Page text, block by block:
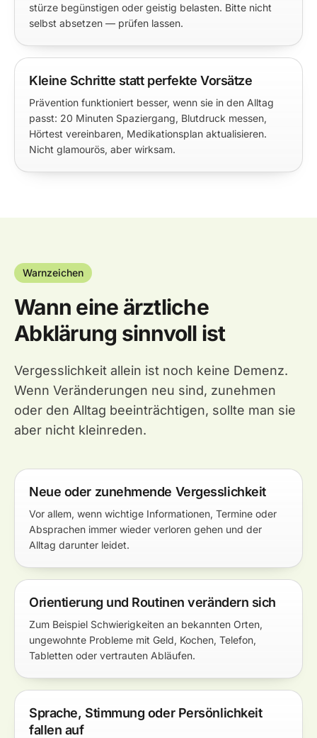
stürze begünstigen oder geistig belasten. Bitte nicht
selbst absetzen — prüfen lassen.
Kleine Schritte statt perfekte Vorsätze
Prävention funktioniert besser, wenn sie in den Alltag
passt: 20 Minuten Spaziergang, Blutdruck messen,
Hörtest vereinbaren, Medikationsplan aktualisieren.
Nicht glamourös, aber wirksam.
Warnzeichen
Wann eine ärztliche
Abklärung sinnvoll ist
Vergesslichkeit allein ist noch keine Demenz.
Wenn Veränderungen neu sind, zunehmen
oder den Alltag beeinträchtigen, sollte man sie
aber nicht kleinreden.
Neue oder zunehmende Vergesslichkeit
Vor allem, wenn wichtige Informationen, Termine oder
Absprachen immer wieder verloren gehen und der
Alltag darunter leidet.
Orientierung und Routinen verändern sich
Zum Beispiel Schwierigkeiten an bekannten Orten,
ungewohnte Probleme mit Geld, Kochen, Telefon,
Tabletten oder vertrauten Abläufen.
Sprache, Stimmung oder Persönlichkeit
fallen auf